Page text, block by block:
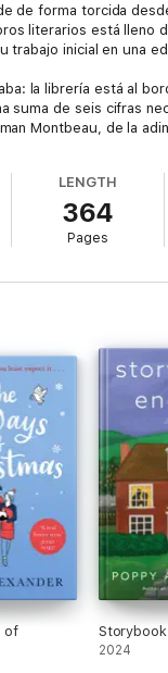
de forma torcida
literarios está lleno
inicial en una
la librería está al
de seis cifras
Montbeau, de la
librería justo
y
LENGTH
364
Pages
of
Storybook
2024